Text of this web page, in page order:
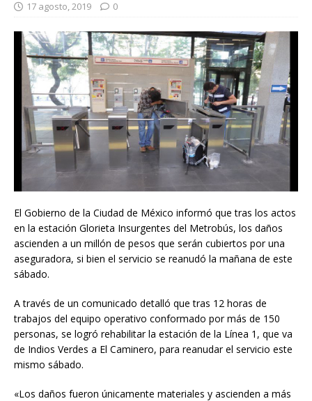
17 agosto, 2019 0
El Gobierno de la Ciudad de México informó que tras los actos
en la estación Glorieta Insurgentes del Metrobús, los daños
ascienden a un millón de pesos que serán cubiertos por una
aseguradora, si bien el servicio se reanudó la mañana de este
sábado.
A través de un comunicado detalló que tras 12 horas de
trabajos del equipo operativo conformado por más de 150
personas, se logró rehabilitar la estación de la Línea 1, que va
de Indios Verdes a El Caminero, para reanudar el servicio este
mismo sábado.
«Los daños fueron únicamente materiales y ascienden a más